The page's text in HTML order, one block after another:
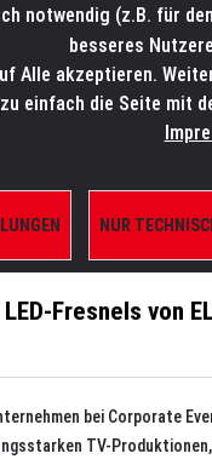
HOTLINE: +49 5451 5900-
MARKEN
Fresnels von
bei Corporate
TV-
notwendig (z.B. für
besseres
Alle akzeptieren.
einfach die Seite mit
NUR